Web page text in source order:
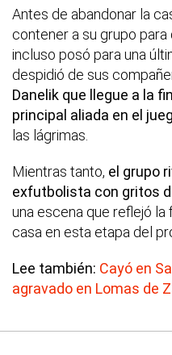
Antes de abandonar la
contener a su grupo
incluso posó para una
despidió de sus
Danelik que llegue a la
principal aliada en el
las lágrimas.
Mientras tanto, el grupo
exfutbolista con gritos
una escena que reflejó
casa en esta etapa del
Lee también: Cayó en
agravado en Lomas de